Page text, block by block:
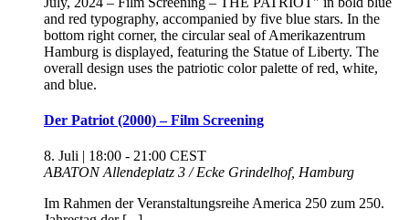
Der Patriot (2000) – Film Screening
8. Juli | 18:00 - 21:00 CEST
ABATONAllendeplatz 3 / Ecke Grindelhof, Hamburg
Im Rahmen der Veranstaltungsreihe America 250 zum 250.